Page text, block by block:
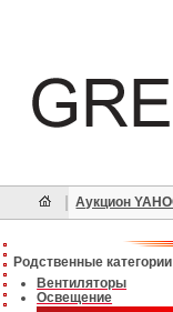
Аукцион
Родственные
Вентиляторы
Освещение